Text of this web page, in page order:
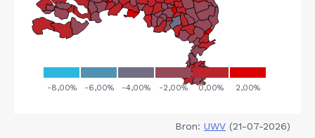
Bron: UWV (21-07-2026)